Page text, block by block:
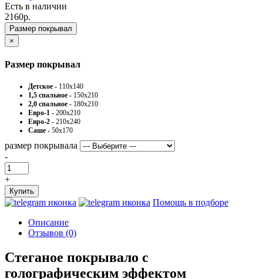
Есть в наличии
2160р.
Размер покрывал
×
Размер покрывал
Детское - 110х140
1,5 спальное - 150х210
2,0 спальное - 180х210
Евро-1 - 200х210
Евро-2 - 210х240
Саше - 50х170
размер покрывала
-
+
Купить
Помощь в подборе
Описание
Отзывов (0)
Стеганое покрывало с
голографическим эффектом